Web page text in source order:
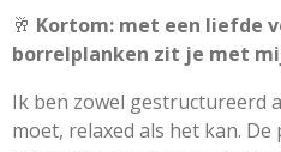
🥂 Kortom: met een liefde
borrelplanken zit je met
Ik ben zowel gestructureerd
moet, relaxed als het kan.